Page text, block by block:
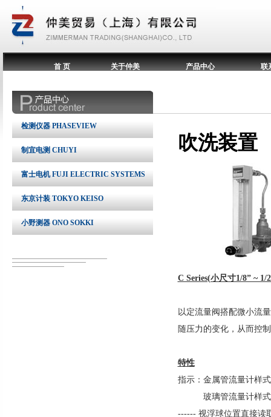
首 页 关于仲美 产品中心 联
检测仪器 PHASEVIEW
制宜电测 CHUYI
富士电机 FUJI ELECTRIC SYSTEMS
东京计装 TOKYO KEISO
小野测器 ONO SOKKI
吹洗装置
C Series(小尺寸1/8” ~
以定流量阀搭配微小流
随压力的变化，从而控
特性
指示：金属管流量计样
玻璃管流量计样式
------ 视浮球位置直接读